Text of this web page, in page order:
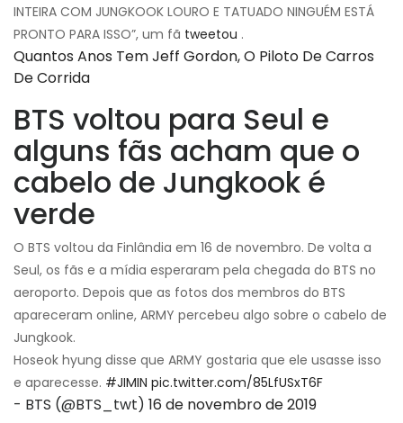
INTEIRA COM JUNGKOOK LOURO E TATUADO NINGUÉM ESTÁ
PRONTO PARA ISSO”, um fã tweetou .
Quantos Anos Tem Jeff Gordon, O Piloto De Carros
De Corrida
BTS voltou para Seul e
alguns fãs acham que o
cabelo de Jungkook é
verde
O BTS voltou da Finlândia em 16 de novembro. De volta a
Seul, os fãs e a mídia esperaram pela chegada do BTS no
aeroporto. Depois que as fotos dos membros do BTS
apareceram online, ARMY percebeu algo sobre o cabelo de
Jungkook.
Hoseok hyung disse que ARMY gostaria que ele usasse isso
e aparecesse. #JIMIN pic.twitter.com/85LfUSxT6F
- BTS (@BTS_twt) 16 de novembro de 2019